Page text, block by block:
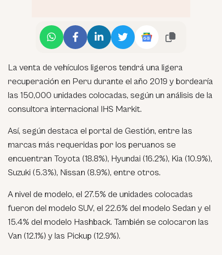
La venta de vehículos ligeros tendrá una ligera
recuperación en Peru durante el año 2019 y bordearía
las 150,000 unidades colocadas, según un análisis de la
consultora internacional IHS Markit.
Así, según destaca el portal de Gestión, entre las
marcas más requeridas por los peruanos se
encuentran Toyota (18.8%), Hyundai (16.2%), Kia (10.9%),
Suzuki (5.3%), Nissan (8.9%), entre otros.
A nivel de modelo, el 27.5% de unidades colocadas
fueron del modelo SUV, el 22.6% del modelo Sedan y el
15.4% del modelo Hashback. También se colocaron las
Van (12.1%) y las Pickup (12.9%).